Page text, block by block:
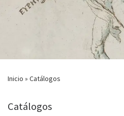
Inicio » Catálogos
Catálogos